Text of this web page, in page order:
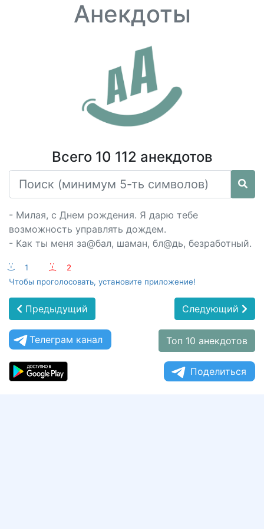
Анекдоты
Всего 10 112 анекдотов
- Милая, с Днем рождения. Я дарю тебе
возможность управлять дождем.
- Как ты меня за@бал, шаман, бл@дь, безработный.
:-) 1 :-(
2
Чтобы проголосовать, установите приложение!
Предыдущий Следующий
Телеграм канал Топ 10 анекдотов
Поделиться